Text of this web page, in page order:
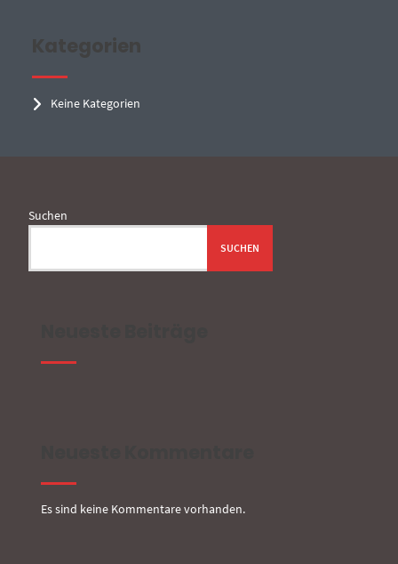
Kategorien
Keine Kategorien
Suchen
SUCHEN
Es sind keine Kommentare vorhanden.